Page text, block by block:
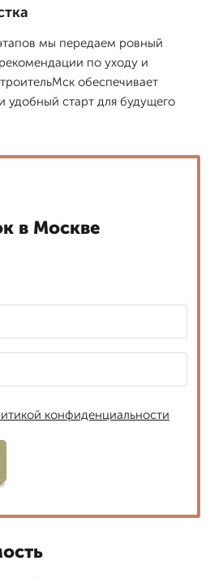
мы передаем ровный
по уходу и
обеспечивает
удобный старт для будущего
в Москве
конфиденциальности